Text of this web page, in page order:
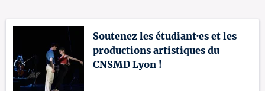
Soutenez les étudiant·es et les
productions artistiques du
CNSMD Lyon !